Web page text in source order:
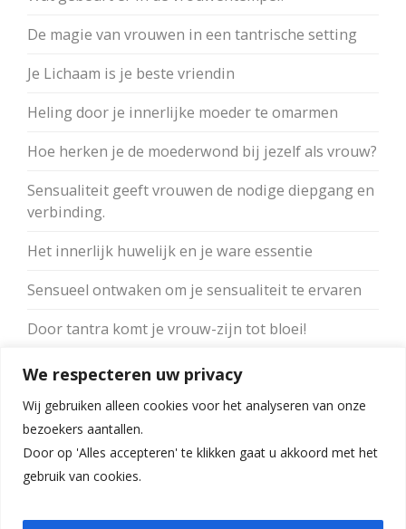
We respecteren uw privacy
Wij gebruiken alleen cookies voor het analyseren van onze
bezoekers aantallen.
Door op 'Alles accepteren' te klikken gaat u akkoord met het
gebruik van cookies.
De magie van vrouwen in een tantrische setting
Je Lichaam is je beste vriendin
Heling door je innerlijke moeder te omarmen
Hoe herken je de moederwond bij jezelf als vrouw?
Sensualiteit geeft vrouwen de nodige diepgang en
verbinding.
Het innerlijk huwelijk en je ware essentie
Sensueel ontwaken om je sensualiteit te ervaren
Door tantra komt je vrouw-zijn tot bloei!
Merk je verschil in je orgasme met vingers of
vibrator?